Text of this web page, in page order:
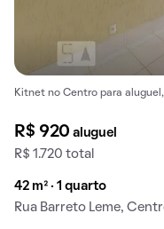
Kitnet no Centro para aluguel,
R$ 920aluguel
R$ 1.720 total
42 m² · 1 quarto
Rua Barreto Leme,